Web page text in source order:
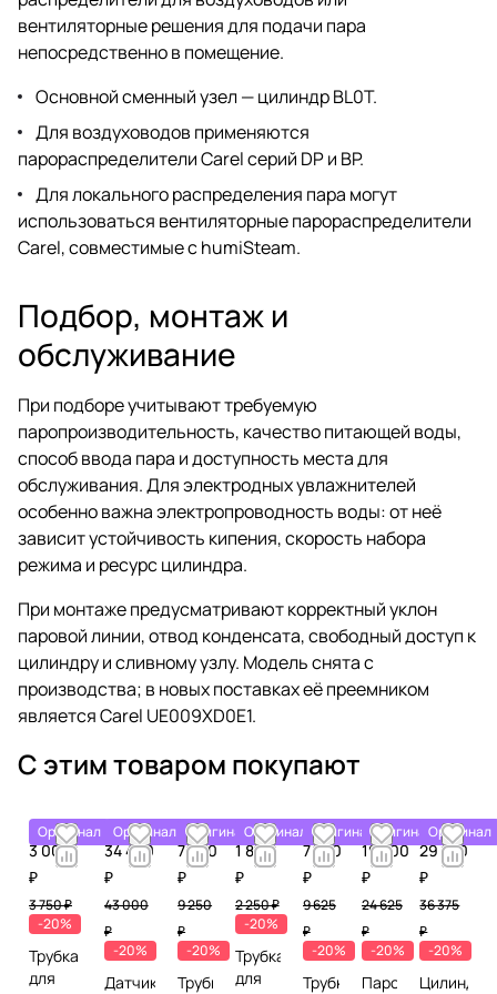
вентиляторные решения для подачи пара
непосредственно в помещение.
Основной сменный узел — цилиндр BL0T.
Для воздуховодов применяются
парораспределители Carel серий DP и BP.
Для локального распределения пара могут
использоваться вентиляторные парораспределители
Carel, совместимые с humiSteam.
Подбор, монтаж и
обслуживание
При подборе учитывают требуемую
паропроизводительность, качество питающей воды,
способ ввода пара и доступность места для
обслуживания. Для электродных увлажнителей
особенно важна электропроводность воды: от неё
зависит устойчивость кипения, скорость набора
режима и ресурс цилиндра.
При монтаже предусматривают корректный уклон
паровой линии, отвод конденсата, свободный доступ к
цилиндру и сливному узлу. Модель снята с
производства; в новых поставках её преемником
является Carel UE009XD0E1.
С этим товаром покупают
Оригинал
3 000
₽
3 750 ₽
-20%
Трубка
для
Оригинал
34 400
₽
43 000
₽
-20%
Датчик
Оригинал
7 400
₽
9 250
₽
-20%
Трубка
Оригинал
1 800
₽
2 250 ₽
-20%
Трубка
для
Оригинал
7 700
₽
9 625
₽
-20%
Трубка
Оригинал
19 700
₽
24 625
₽
-20%
Оригинал
29 100
₽
36 375
₽
-20%
Цилиндр